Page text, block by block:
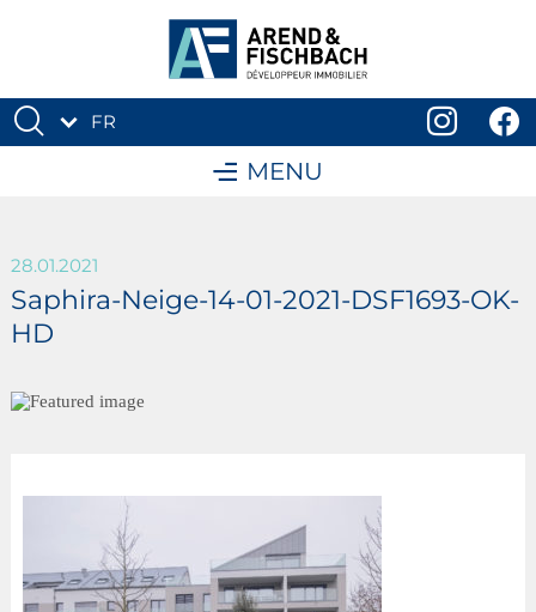
FR
MENU
28.01.2021
Saphira-Neige-14-01-2021-DSF1693-OK-
HD